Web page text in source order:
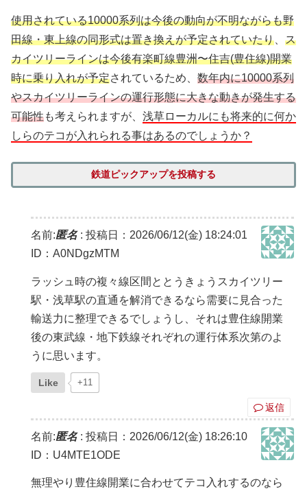
使用されている10000系列は今後の動向が不明ながらも野
田線・東上線の同形式は置き換えが予定されていたり
ス
カイツリーラインは今後有楽町線豊洲〜住吉(豊住線)開業
時に乗り入れが予定されているため、 数年内に10000系列
やスカイツリーラインの運行形態に大きな動きが発生する
可能性も考えられますが、 浅草ローカルにも将来的に何か
しらのテコが入れられる事はあるのでしょうか？
鉄道ピックアップを投稿する
名前:匿名: 投稿日：2026/06/12(金) 18:24:01
ID：A0NDgzMTM
ラッシュ時の複々線区間ととうきょうスカイツリー
駅・浅草駅の直通を解消できるなら需要に見合った
輸送力に整理できるでしょうし、それは豊住線開業
後の東武線・地下鉄線それぞれの運行体系次第のよ
うに思います。
Like +11
返信
名前:匿名: 投稿日：2026/06/12(金) 18:26:10
ID：U4MTE1ODE
無理やり豊住線開業に合わせてテコ入れするのなら